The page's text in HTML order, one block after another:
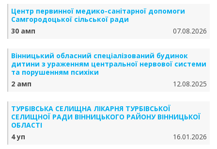
Центр первинної медико-санітарної допомоги
Самгородоцької сільської ради
30 амп
07.08.2026
Вінницький обласний спеціалізований будинок
дитини з ураженням центральної нервової системи
та порушенням психіки
2 амп
12.08.2025
ТУРБІВСЬКА СЕЛИЩНА ЛІКАРНЯ ТУРБІВСЬКОЇ
СЕЛИЩНОЇ РАДИ ВІННИЦЬКОГО РАЙОНУ ВІННИЦЬКОЇ
ОБЛАСТІ
4 уп
16.01.2026